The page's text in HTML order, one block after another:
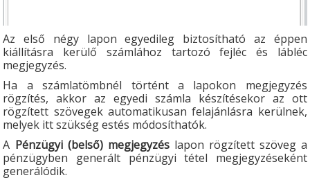
Az első négy lapon egyedileg biztosítható az éppen
kiállításra kerülő számlához tartozó fejléc és lábléc
megjegyzés.
Ha a számlatömbnél történt a lapokon megjegyzés
rögzítés, akkor az egyedi számla készítésekor az ott
rögzített szövegek automatikusan felajánlásra kerülnek,
melyek itt szükség estés módosíthatók.
A Pénzügyi (belső) megjegyzéslapon rögzített szöveg a
pénzügyben generált pénzügyi tétel megjegyzéseként
generálódik.